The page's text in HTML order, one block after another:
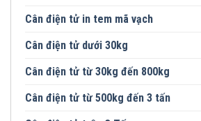
Cân điện tử in tem mã vạch
Cân điện tử dưới 30kg
Cân điện tử từ 30kg đến 800kg
Cân điện tử từ 500kg đến 3 tấn